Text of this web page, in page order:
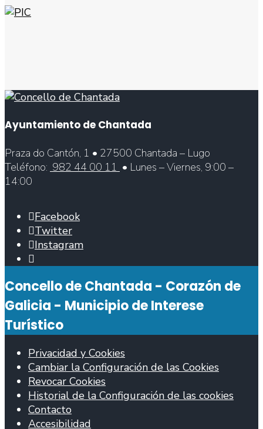
Ayuntamiento de Chantada
Praza do Cantón, 1 • 27500 Chantada – Lugo
Teléfono: 982 44 00 11 • Lunes – Viernes, 9:00 –
14:00
Facebook
Twitter
Instagram
de
búsqueda
Concello de Chantada - Corazón de
Galicia - Municipio de Interese
Turístico
Privacidad y Cookies
Cambiar la Configuración de las Cookies
Revocar Cookies
Historial de la Configuración de las cookies
Contacto
Accesibilidad